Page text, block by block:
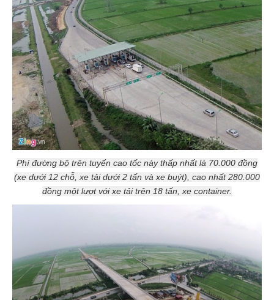
Phí đường bộ trên tuyến cao tốc này thấp nhất là 70.000 đồng
(xe dưới 12 chỗ, xe tải dưới 2 tấn và xe buýt), cao nhất 280.000
đồng một lượt với xe tải trên 18 tấn, xe container.